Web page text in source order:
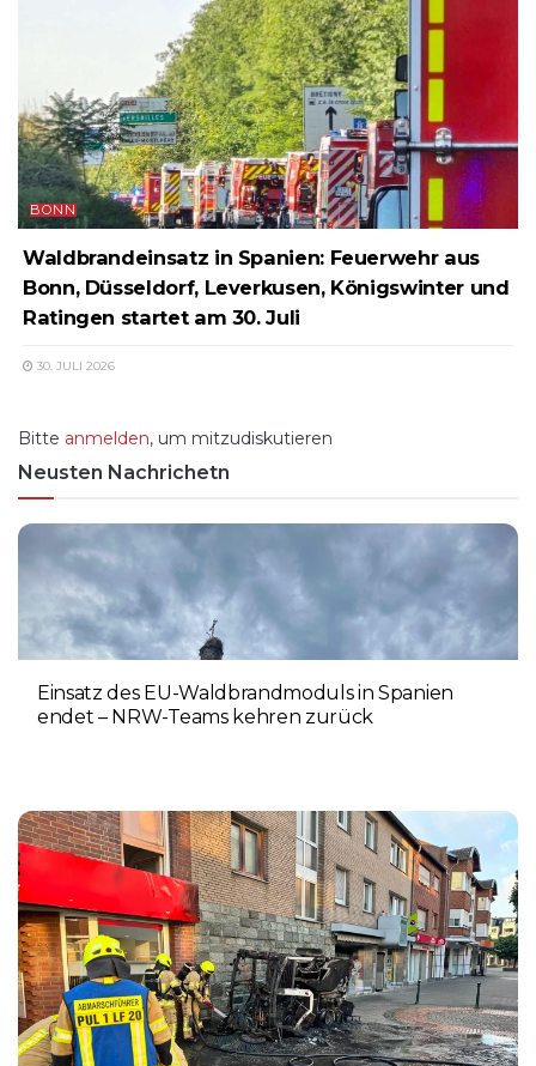
BONN
Waldbrandeinsatz in Spanien: Feuerwehr aus
Bonn, Düsseldorf, Leverkusen, Königswinter und
Ratingen startet am 30. Juli
30. JULI 2026
Bitte anmelden, um mitzudiskutieren
Neusten Nachrichetn
Einsatz des EU-Waldbrandmoduls in Spanien
endet – NRW-Teams kehren zurück